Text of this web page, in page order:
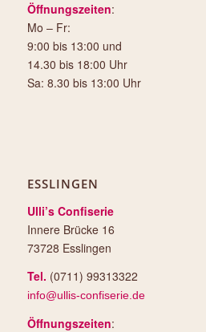
Öffnungszeiten:
Mo – Fr:
9:00 bis 13:00 und
14.30 bis 18:00 Uhr
Sa: 8.30 bis 13:00 Uhr
ESSLINGEN
Ulli’s Confiserie
Innere Brücke 16
73728 Esslingen
Tel. (0711) 99313322
info@ullis-confiserie.de
Öffnungszeiten: